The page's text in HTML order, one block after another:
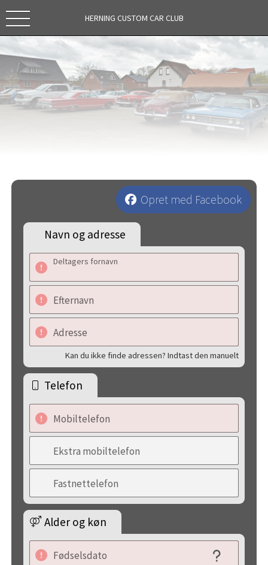
HERNING CUSTOM CAR CLUB
Opret med Facebook
Navn og adresse
Deltagers fornavn
Efternavn
Adresse
Kan du ikke finde adressen? Indtast den manuelt
Telefon
Mobiltelefon
Ekstra mobiltelefon
Fastnettelefon
Alder og køn
Fødselsdato